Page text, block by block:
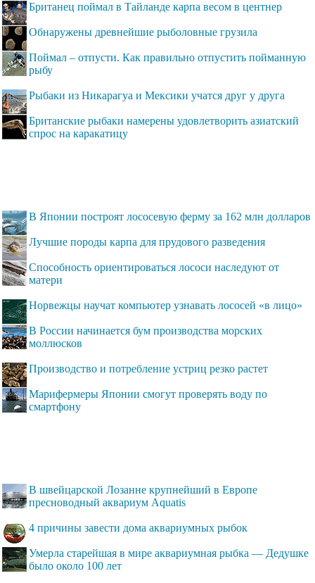
Британец поймал в Тайланде карпа весом в центнер
Обнаружены древнейшие рыболовные грузила
Поймал – отпусти. Как правильно отпустить пойманную
рыбу
Рыбаки из Никарагуа и Мексики учатся друг у друга
Британские рыбаки намерены удовлетворить азиатский
спрос на каракатицу
В Японии построят лососевую ферму за 162 млн долларов
Лучшие породы карпа для прудового разведения
Способность ориентироваться лососи наследуют от
матери
Норвежцы научат компьютер узнавать лососей «в лицо»
В России начинается бум производства морских
моллюсков
Производство и потребление устриц резко растет
Марифермеры Японии смогут проверять воду по
смартфону
В швейцарской Лозанне крупнейший в Европе
пресноводный аквариум Aquatis
4 причины завести дома аквариумных рыбок
Умерла старейшая в мире аквариумная рыбка — Дедушке
было около 100 лет